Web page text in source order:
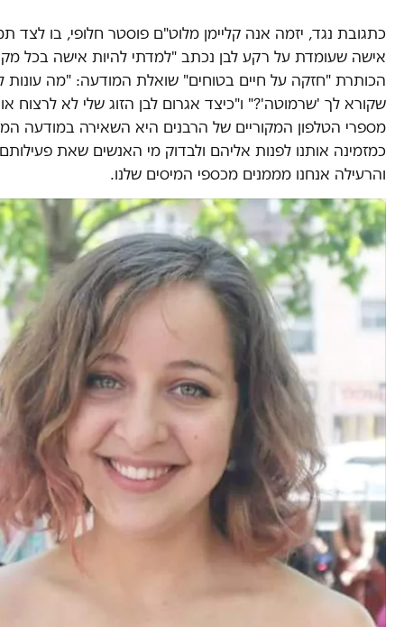
כתגובת נגד, יזמה אנה קליימן מלוט"ם פוסטר חלופי, בו לצד
אישה שעומדת על רקע לבן נכתב "למדתי להיות אישה בכל
הכותרת "חזקה על חיים בטוחים" שואלת המודעה: "מה עונות
שקורא לך 'שרמוטה'?" ו"כיצד אגרום לבן הזוג שלי לא לרצוח
מספרי הטלפון המקוריים של הרבנים היא השאירה במודעה
כמזמינה אותנו לפנות אליהם ולבדוק מי האנשים שאת
והרעילה אנחנו מממנים מכספי המיסים שלנו.